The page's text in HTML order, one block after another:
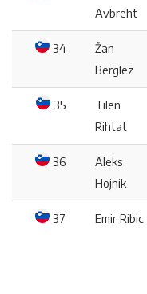
Avbreht
34
Žan
Berglez
35
Tilen
Rihtat
36
Aleks
Hojnik
37 Emir Ribic